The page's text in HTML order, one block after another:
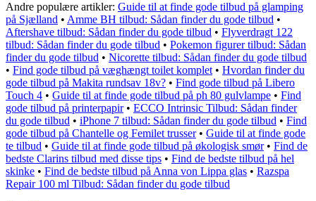
Andre populære artikler: Guide til at finde gode tilbud på glamping
på Sjælland • Amme BH tilbud: Sådan finder du gode tilbud •
Aftershave tilbud: Sådan finder du gode tilbud • Flyverdragt 122
tilbud: Sådan finder du gode tilbud • Pokemon figurer tilbud: Sådan
finder du gode tilbud • Nicorette tilbud: Sådan finder du gode tilbud
• Find gode tilbud på væghængt toilet komplet • Hvordan finder du
gode tilbud på Makita rundsav 18v? • Find gode tilbud på Libero
Touch 4 • Guide til at finde gode tilbud på ph 80 gulvlampe • Find
gode tilbud på printerpapir• ECCO Intrinsic Tilbud: Sådan finder
du gode tilbud • iPhone 7 tilbud: Sådan finder du gode tilbud • Find
gode tilbud på Chantelle og Femilet trusser• Guide til at finde gode
te tilbud • Guide til at finde gode tilbud på økologisk smør• Find de
bedste Clarins tilbud med disse tips • Find de bedste tilbud på hel
skinke • Find de bedste tilbud på Anna von Lippa glas • Razspa
Repair 100 ml Tilbud: Sådan finder du gode tilbud